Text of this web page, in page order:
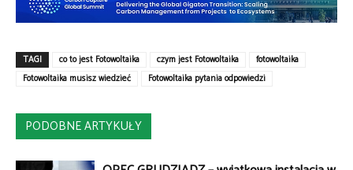
TAGI co to jest Fotowoltaika czym jest Fotowoltaika
fotowoltaika
Fotowoltaika musisz wiedzieć
Fotowoltaika pytania odpowiedzi
PODOBNE ARTYKUŁY